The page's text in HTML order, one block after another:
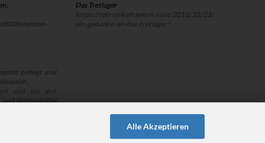
Alle Akzeptieren
hat, steht für
Das Tretlager